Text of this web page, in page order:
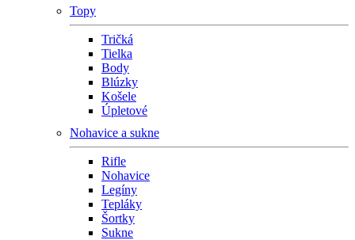
Topy
Tričká
Tielka
Body
Blúzky
Košele
Úpletové
Nohavice a sukne
Rifle
Nohavice
Legíny
Tepláky
Šortky
Sukne